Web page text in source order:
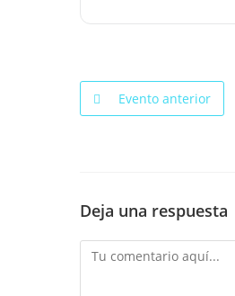
Evento anterior
Deja una respuesta
Comentario